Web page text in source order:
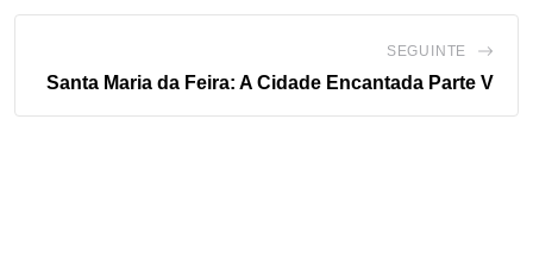
SEGUINTE
Santa Maria da Feira: A Cidade Encantada Parte V